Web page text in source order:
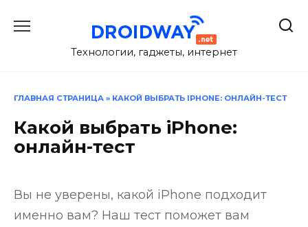
Технологии, гаджеты, интернет
ГЛАВНАЯ СТРАНИЦА » КАКОЙ ВЫБРАТЬ IPHONE: ОНЛАЙН-ТЕСТ
Какой выбрать iPhone:
онлайн-тест
Вы не уверены, какой iPhone подходит
именно вам? Наш тест поможет вам